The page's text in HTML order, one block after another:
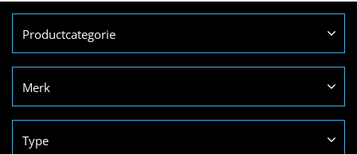
Productcategorie
Merk
Type